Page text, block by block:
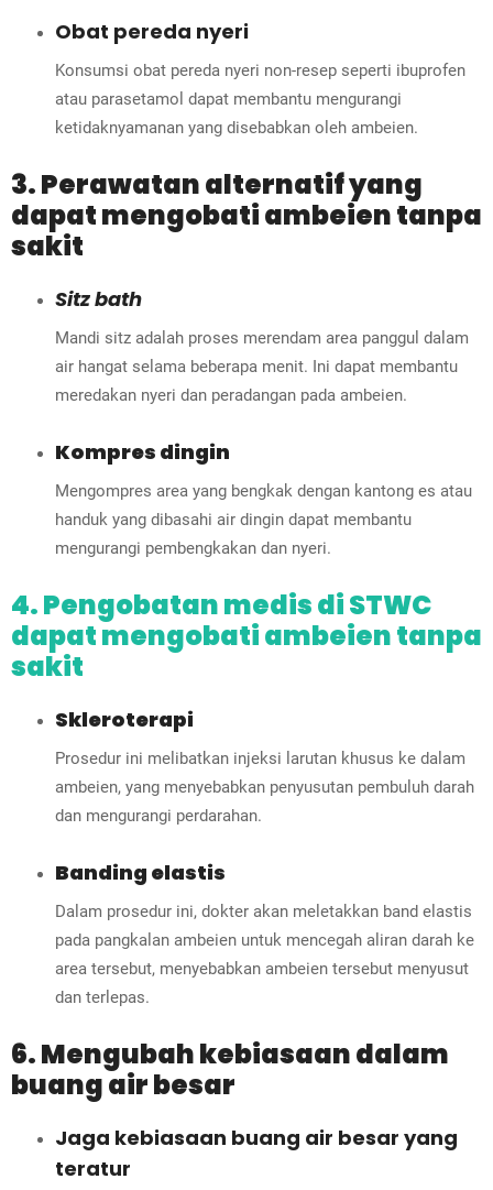
Obat pereda nyeri
Konsumsi obat pereda nyeri non-resep seperti ibuprofen
atau parasetamol dapat membantu mengurangi
ketidaknyamanan yang disebabkan oleh ambeien.
3. Perawatan alternatif yang
dapat mengobati ambeien tanpa
sakit
Sitz bath
Mandi sitz adalah proses merendam area panggul dalam
air hangat selama beberapa menit. Ini dapat membantu
meredakan nyeri dan peradangan pada ambeien.
Kompres dingin
Mengompres area yang bengkak dengan kantong es atau
handuk yang dibasahi air dingin dapat membantu
mengurangi pembengkakan dan nyeri.
4. Pengobatan medis di STWC
dapat mengobati ambeien tanpa
sakit
Skleroterapi
Prosedur ini melibatkan injeksi larutan khusus ke dalam
ambeien, yang menyebabkan penyusutan pembuluh darah
dan mengurangi perdarahan.
Banding elastis
Dalam prosedur ini, dokter akan meletakkan band elastis
pada pangkalan ambeien untuk mencegah aliran darah ke
area tersebut, menyebabkan ambeien tersebut menyusut
dan terlepas.
6. Mengubah kebiasaan dalam
buang air besar
Jaga kebiasaan buang air besar yang
teratur